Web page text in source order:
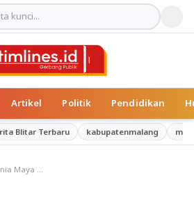
Artikel Politik Pendidikan
Blitar Terbaru kabupatenmalang